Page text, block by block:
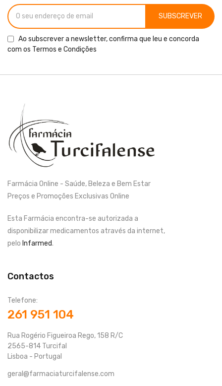
SUBSCREVER
Ao subscrever a newsletter, confirma que leu e concorda
com os Termos e Condições
Farmácia Online - Saúde, Beleza e Bem Estar
Preços e Promoções Exclusivas Online
Esta Farmácia encontra-se autorizada a
disponibilizar medicamentos através da internet,
pelo Infarmed.
Contactos
Telefone:
261 951 104
Rua Rogério Figueiroa Rego, 158 R/C
2565-814 Turcifal
Lisboa - Portugal
geral@farmaciaturcifalense.com